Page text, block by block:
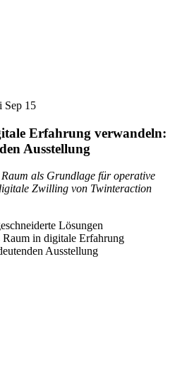
Sep 15
Erfahrung verwandeln:
Ausstellung
als Grundlage für operative
Zwilling von Twinteraction
Lösungen